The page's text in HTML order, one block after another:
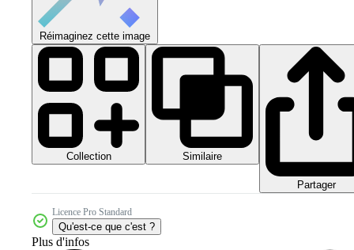
Réimaginez cette image
Collection Similaire
Partager
Licence Pro Standard
Qu'est-ce que c'est ?
Plus d'infos